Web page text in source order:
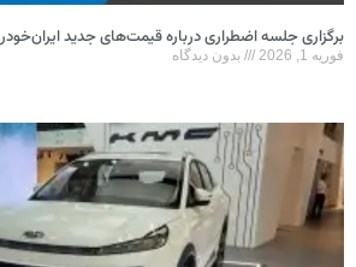
برگزاری جلسه اضطراری درباره قیمت‌های جدید ایران‌خودرو
فوریه 1, 2026 بدون دیدگاه